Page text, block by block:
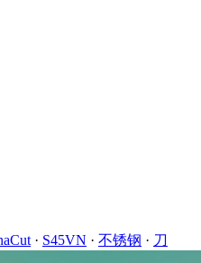
· S45VN · 不锈钢 · 刀